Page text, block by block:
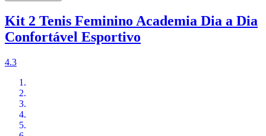
Kit 2 Tenis Feminino Academia Dia a Dia
Confortável Esportivo
4.3